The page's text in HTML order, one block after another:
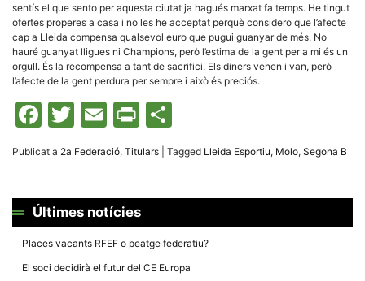
sentís el que sento per aquesta ciutat ja hagués marxat fa temps. He tingut
ofertes properes a casa i no les he acceptat perquè considero que l’afecte
cap a Lleida compensa qualsevol euro que pugui guanyar de més. No
hauré guanyat lligues ni Champions, però l’estima de la gent per a mi és un
orgull. És la recompensa a tant de sacrifici. Els diners venen i van, però
l’afecte de la gent perdura per sempre i això és preciós.
Facebook
Twitter
Email
Print
Publicat a 2a Federació, Titulars Tagged Lleida Esportiu, Molo, Segona B
Últimes notícies
Places vacants RFEF o peatge federatiu?
El soci decidirà el futur del CE Europa